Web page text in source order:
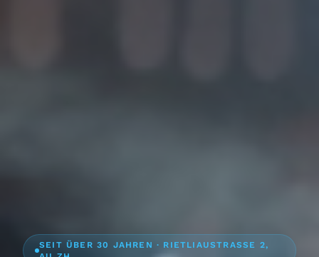
SEIT ÜBER 30 JAHREN · RIETLIAUSTRASSE 2,